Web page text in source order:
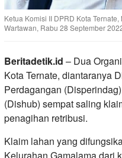
Ketua Komisi II DPRD Kota
Wartawan, Rabu 28 September
Beritadetik.id – Dua
Kota Ternate, diantaranya
Perdagangan
(Dishub) sempat saling
penagihan retribusi.
Klaim lahan yang